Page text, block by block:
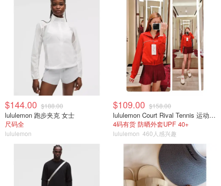
$144.00 $188.00
lululemon 跑步夹克 女士
尺码全
lululemon
$109.00 $158.00
lululemon Court Rival Tennis 运动夹克 女士
4码有货 防晒外套UPF 40+
lululemon 460人感兴趣